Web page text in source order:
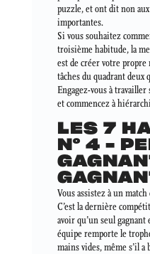
puzzle, et ont dit non
importantes.
Si vous souhaitez
troisième habitude, la
est de créer votre
tâches du quadrant deux
Engagez-vous à
et commencez à
LES 7
N° 4 –
Vous assistez à un
C’est la dernière
avoir qu’un seul
équipe remporte le
mains vides, même s’il a